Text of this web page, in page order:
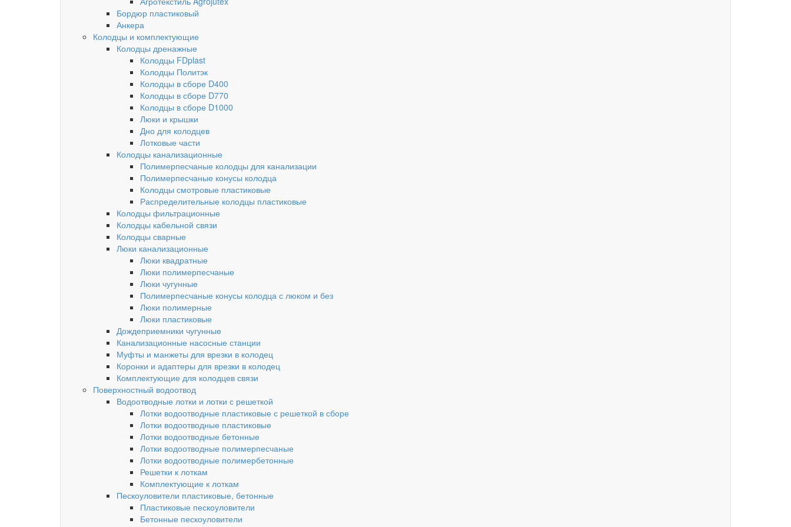
Бордюр пластиковый
Анкера
Колодцы и комплектующие
Колодцы дренажные
Колодцы FDplast
Колодцы Политэк
Колодцы в сборе D400
Колодцы в сборе D770
Колодцы в сборе D1000
Люки и крышки
Дно для колодцев
Лотковые части
Колодцы канализационные
Полимерпесчаные колодцы для канализации
Полимерпесчаные конусы колодца
Колодцы смотровые пластиковые
Распределительные колодцы пластиковые
Колодцы фильтрационные
Колодцы кабельной связи
Колодцы сварные
Люки канализационные
Люки квадратные
Люки полимерпесчаные
Люки чугунные
Полимерпесчаные конусы колодца с люком и без
Люки полимерные
Люки пластиковые
Дождеприемники чугунные
Канализационные насосные станции
Муфты и манжеты для врезки в колодец
Коронки и адаптеры для врезки в колодец
Комплектующие для колодцев связи
Поверхностный водоотвод
Водоотводные лотки и лотки с решеткой
Лотки водоотводные пластиковые с решеткой в сборе
Лотки водоотводные пластиковые
Лотки водоотводные бетонные
Лотки водоотводные полимерпесчаные
Лотки водоотводные полимербетонные
Решетки к лоткам
Комплектующие к лоткам
Пескоуловители пластиковые, бетонные
Пластиковые пескоуловители
Бетонные пескоуловители